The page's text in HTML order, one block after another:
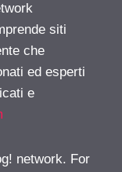
siti
che
ed esperti
e
network. For